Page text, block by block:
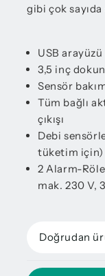
gibi çok
USB arayüzü
3,5 inç
Sensör
Tüm bağlı
çıkışı
Debi
tüketim için)
2 Alarm-
mak. 230 V,
Doğrudan